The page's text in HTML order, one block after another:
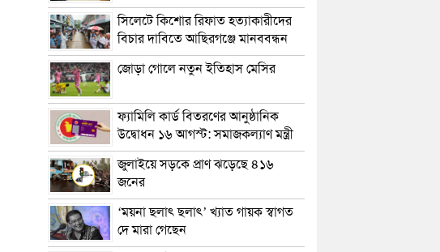
সিলেটে কিশোর রিফাত হত্যাকারীদের
বিচার দাবিতে আছিরগঞ্জে মানববন্ধন
জোড়া গোলে নতুন ইতিহাস মেসির
ফ্যামিলি কার্ড বিতরণের আনুষ্ঠানিক
উদ্বোধন ১৬ আগস্ট: সমাজকল্যাণ মন্ত্রী
জুলাইয়ে সড়কে প্রাণ ঝড়েছে ৪১৬
জনের
‘ময়না ছলাৎ ছলাৎ’ খ্যাত গায়ক স্বাগত
দে মারা গেছেন